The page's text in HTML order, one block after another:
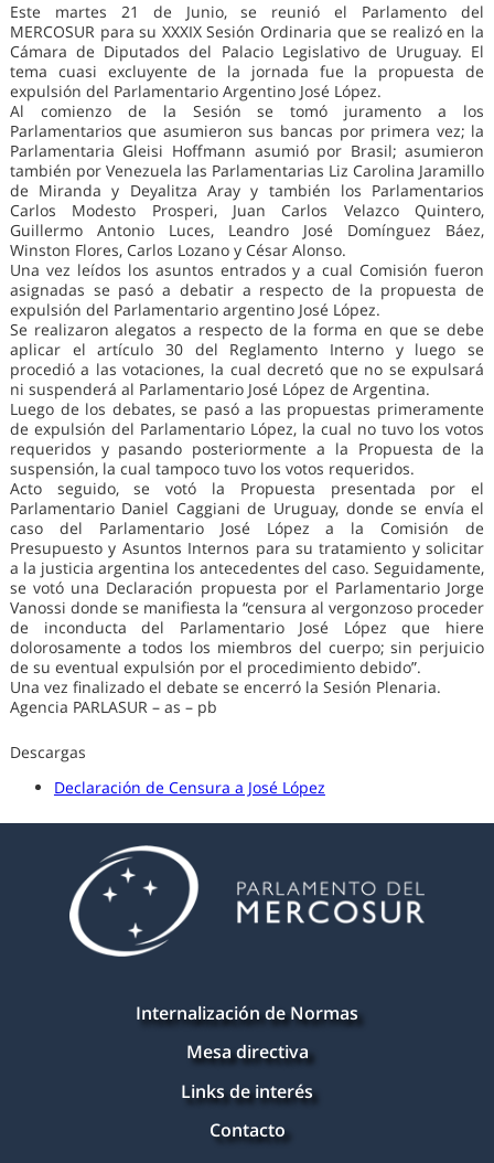
Este martes 21 de Junio, se reunió el Parlamento del
MERCOSUR para su XXXIX Sesión Ordinaria que se realizó en la
Cámara de Diputados del Palacio Legislativo de Uruguay. El
tema cuasi excluyente de la jornada fue la propuesta de
expulsión del Parlamentario Argentino José López.
Al comienzo de la Sesión se tomó juramento a los
Parlamentarios que asumieron sus bancas por primera vez; la
Parlamentaria Gleisi Hoffmann asumió por Brasil; asumieron
también por Venezuela las Parlamentarias Liz Carolina Jaramillo
de Miranda y Deyalitza Aray y también los Parlamentarios
Carlos Modesto Prosperi, Juan Carlos Velazco Quintero,
Guillermo Antonio Luces, Leandro José Domínguez Báez,
Winston Flores, Carlos Lozano y César Alonso.
Una vez leídos los asuntos entrados y a cual Comisión fueron
asignadas se pasó a debatir a respecto de la propuesta de
expulsión del Parlamentario argentino José López.
Se realizaron alegatos a respecto de la forma en que se debe
aplicar el artículo 30 del Reglamento Interno y luego se
procedió a las votaciones, la cual decretó que no se expulsará
ni suspenderá al Parlamentario José López de Argentina.
Luego de los debates, se pasó a las propuestas primeramente
de expulsión del Parlamentario López, la cual no tuvo los votos
requeridos y pasando posteriormente a la Propuesta de la
suspensión, la cual tampoco tuvo los votos requeridos.
Acto seguido, se votó la Propuesta presentada por el
Parlamentario Daniel Caggiani de Uruguay, donde se envía el
caso del Parlamentario José López a la Comisión de
Presupuesto y Asuntos Internos para su tratamiento y solicitar
a la justicia argentina los antecedentes del caso. Seguidamente,
se votó una Declaración propuesta por el Parlamentario Jorge
Vanossi donde se manifiesta la “censura al vergonzoso proceder
de inconducta del Parlamentario José López que hiere
dolorosamente a todos los miembros del cuerpo; sin perjuicio
de su eventual expulsión por el procedimiento debido”.
Una vez finalizado el debate se encerró la Sesión Plenaria.
Agencia PARLASUR – as – pb
Descargas
Declaración de Censura a José López
Internalización de Normas
Mesa directiva
Links de interés
Contacto